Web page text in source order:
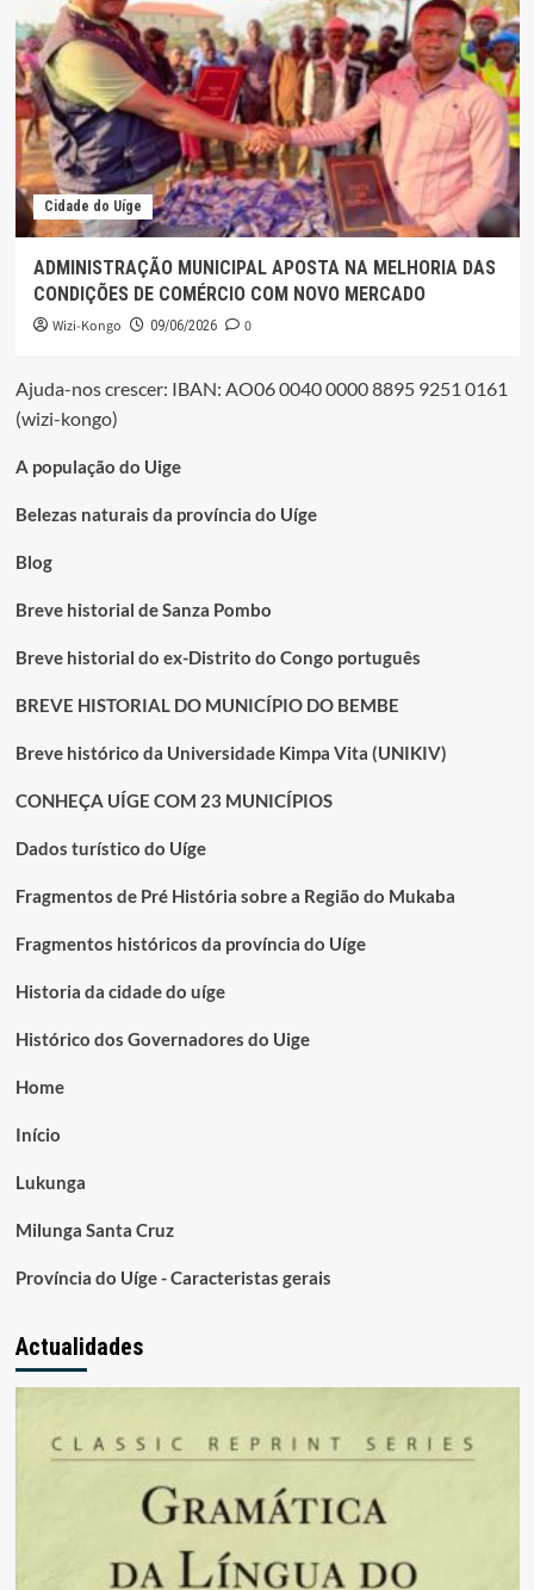
Cidade do Uíge
ADMINISTRAÇÃO MUNICIPAL APOSTA NA MELHORIA DAS
CONDIÇÕES DE COMÉRCIO COM NOVO MERCADO
Wizi-Kongo 09/06/2026 0
Ajuda-nos crescer: IBAN: AO06 0040 0000 8895 9251 0161
(wizi-kongo)
A população do Uige
Belezas naturais da província do Uíge
Blog
Breve historial de Sanza Pombo
Breve historial do ex-Distrito do Congo português
BREVE HISTORIAL DO MUNICÍPIO DO BEMBE
Breve histórico da Universidade Kimpa Vita (UNIKIV)
CONHEÇA UÍGE COM 23 MUNICÍPIOS
Dados turístico do Uíge
Fragmentos de Pré História sobre a Região do Mukaba
Fragmentos históricos da província do Uíge
Historia da cidade do uíge
Histórico dos Governadores do Uige
Home
Início
Lukunga
Milunga Santa Cruz
Província do Uíge - Caracteristas gerais
Actualidades